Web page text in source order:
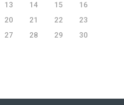
13 14 15
16
20 21 22
23
27 28 29
30